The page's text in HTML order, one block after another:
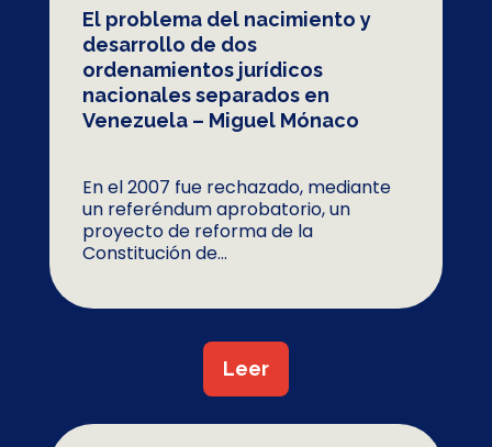
El problema del nacimiento y
desarrollo de dos
ordenamientos jurídicos
nacionales separados en
Venezuela – Miguel Mónaco
En el 2007 fue rechazado, mediante
un referéndum aprobatorio, un
proyecto de reforma de la
Constitución de...
Leer